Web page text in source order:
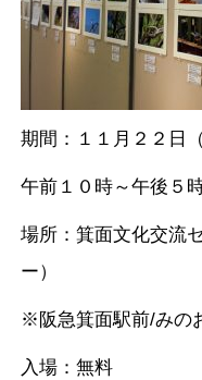
期間：１１月２２日
午前１０時～午後５
場所：箕面文化交流
ー）
※阪急箕面駅前/みの
入場：無料